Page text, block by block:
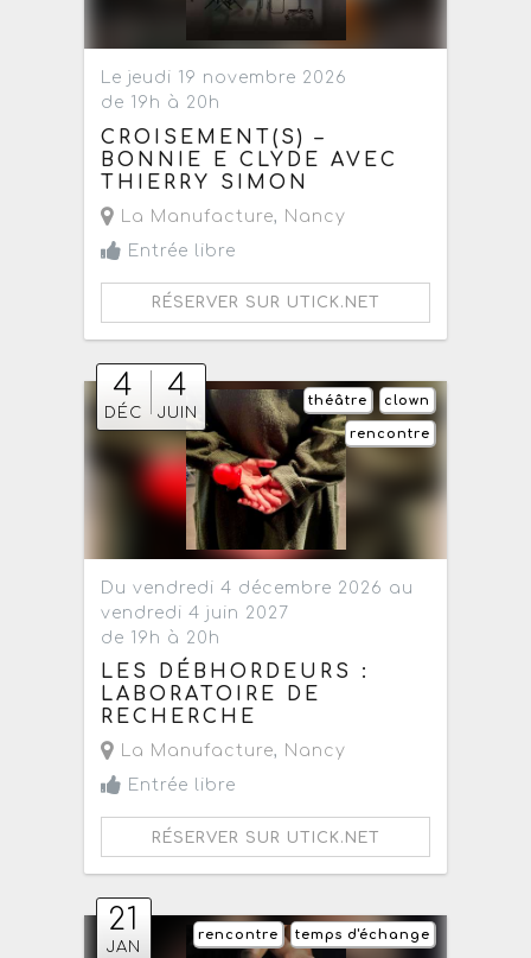
Le jeudi 19 novembre 2026
de 19h à 20h
CROISEMENT(S) –
BONNIE E CLYDE AVEC
THIERRY SIMON
La Manufacture, Nancy
Entrée libre
RÉSERVER SUR UTICK.NET
4
DÉC
4
JUIN
clown
théâtre
rencontre
Du vendredi 4 décembre 2026 au
vendredi 4 juin 2027
de 19h à 20h
LES DÉBHORDEURS :
LABORATOIRE DE
RECHERCHE
La Manufacture, Nancy
Entrée libre
RÉSERVER SUR UTICK.NET
21
JAN
temps d'échange
rencontre